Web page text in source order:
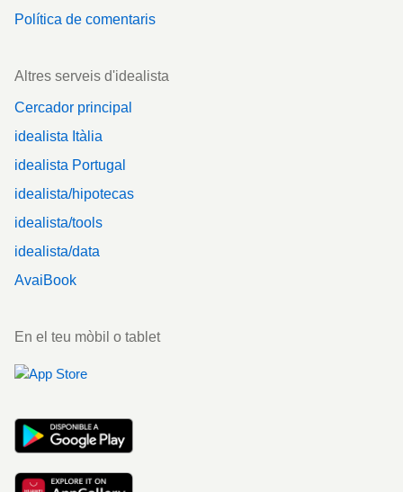
Política de comentaris
Altres serveis d'idealista
Cercador principal
idealista Itàlia
idealista Portugal
idealista/hipotecas
idealista/tools
idealista/data
AvaiBook
En el teu mòbil o tablet